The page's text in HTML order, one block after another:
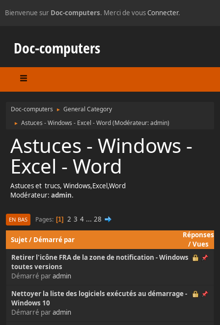
Bienvenue sur Doc-computers. Merci de vousConnecter.
Doc-computers
Doc-computers ► General Category
► Astuces - Windows - Excel - Word(Modérateur:admin)
Astuces - Windows -
Excel - Word
Astuces et trucs, Windows,Excel,Word
Modérateur: admin.
EN BAS Pages 1 2 3 4 ... 28
Sujet/ Démarré par
Réponses
/Vues
Retirer l'icône FRA de la zone de notification - Windows
toutes versions
Démarré paradmin
Nettoyer la liste des logiciels exécutés au démarrage -
Windows 10
Démarré paradmin